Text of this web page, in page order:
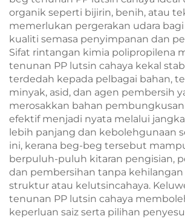
organik seperti bijirin, benih, atau
memerlukan pergerakan udara
kualiti semasa penyimpanan dan
Sifat rintangan kimia polipropilena
tenunan PP lutsin cahaya kekal
terdedah kepada pelbagai bahan,
minyak, asid, dan agen pembersih
merosakkan bahan pembungkusan
efektif menjadi nyata melalui
lebih panjang dan kebolehgunaan
ini, kerana beg-beg tersebut
berpuluh-puluh kitaran pengisian,
dan pembersihan tanpa
struktur atau kelutsincahaya.
tenunan PP lutsin cahaya
keperluan saiz serta pilihan